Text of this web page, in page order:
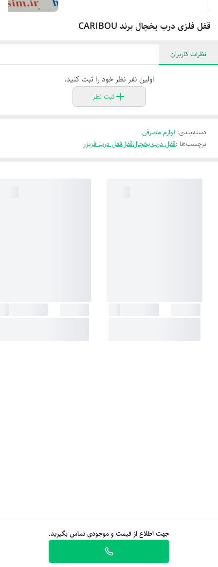
قفل فلزی درب یخچال برند CARIBOU
جهت اطلاع از قیمت و موجودی تماس بگیرید.
نظرات کاربران
اولین نفر نظر خود را ثبت کنید.
ثبت نظر
دسته‌بندی: لوازم مصرفی
برچسب‌ها :قفل درب یخچالقفلقفل درب فریزر